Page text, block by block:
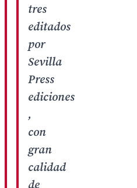
tres
editados
por
Sevilla
Press
ediciones
,
con
gran
calidad